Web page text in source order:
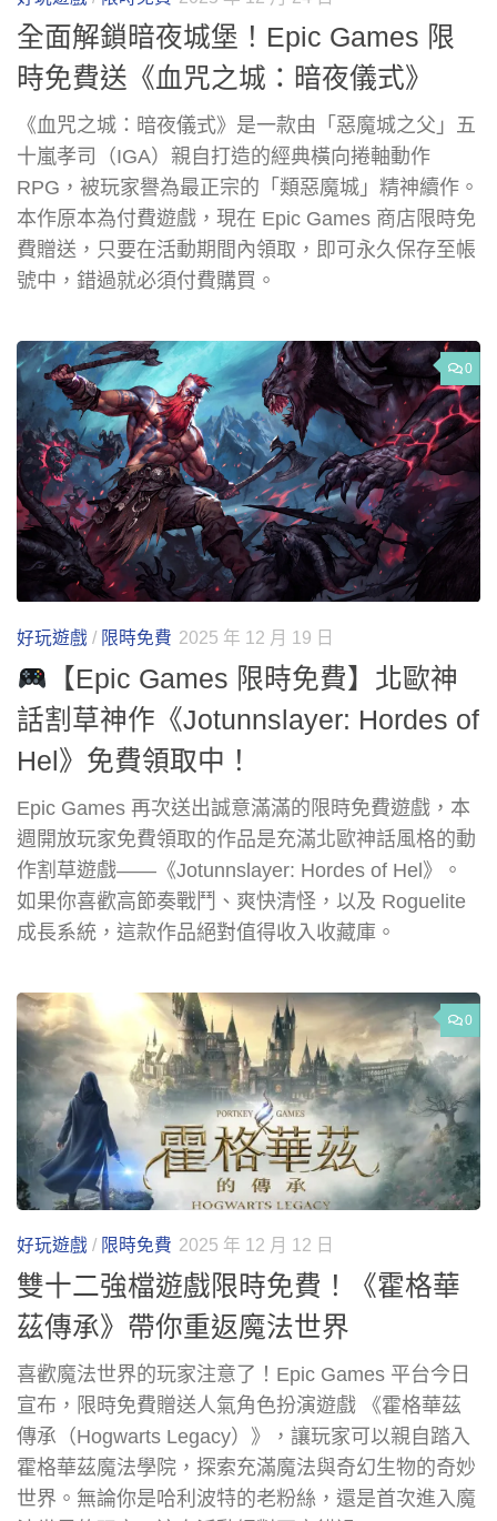
全面解鎖暗夜城堡！Epic Games 限
時免費送《血咒之城：暗夜儀式》
《血咒之城：暗夜儀式》是一款由「惡魔城之父」五
十嵐孝司（IGA）親自打造的經典橫向捲軸動作
RPG，被玩家譽為最正宗的「類惡魔城」精神續作。
本作原本為付費遊戲，現在 Epic Games 商店限時免
費贈送，只要在活動期間內領取，即可永久保存至帳
號中，錯過就必須付費購買。
0
好玩遊戲 / 限時免費 2025 年 12 月 19 日
【Epic Games 限時免費】北歐神
話割草神作《Jotunnslayer: Hordes of
Hel》免費領取中！
Epic Games 再次送出誠意滿滿的限時免費遊戲，本
週開放玩家免費領取的作品是充滿北歐神話風格的動
作割草遊戲——《Jotunnslayer: Hordes of Hel》。
如果你喜歡高節奏戰鬥、爽快清怪，以及 Roguelite
成長系統，這款作品絕對值得收入收藏庫。
0
好玩遊戲 / 限時免費 2025 年 12 月 12 日
雙十二強檔遊戲限時免費！《霍格華
茲傳承》帶你重返魔法世界
喜歡魔法世界的玩家注意了！Epic Games 平台今日
宣布，限時免費贈送人氣角色扮演遊戲 《霍格華茲
傳承（Hogwarts Legacy）》，讓玩家可以親自踏入
霍格華茲魔法學院，探索充滿魔法與奇幻生物的奇妙
世界。無論你是哈利波特的老粉絲，還是首次進入魔